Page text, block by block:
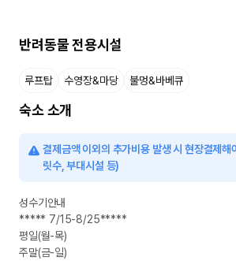
반려동물 전용시설
루프탑 수영장&마당 불멍&바베큐
숙소 소개
결제금액 이외의 추가비용 발생 시 현장결제
릿수, 부대시설 등)
성수기안내
***** 7/15-8/25*****
평일(월-목)
주말(금-일)